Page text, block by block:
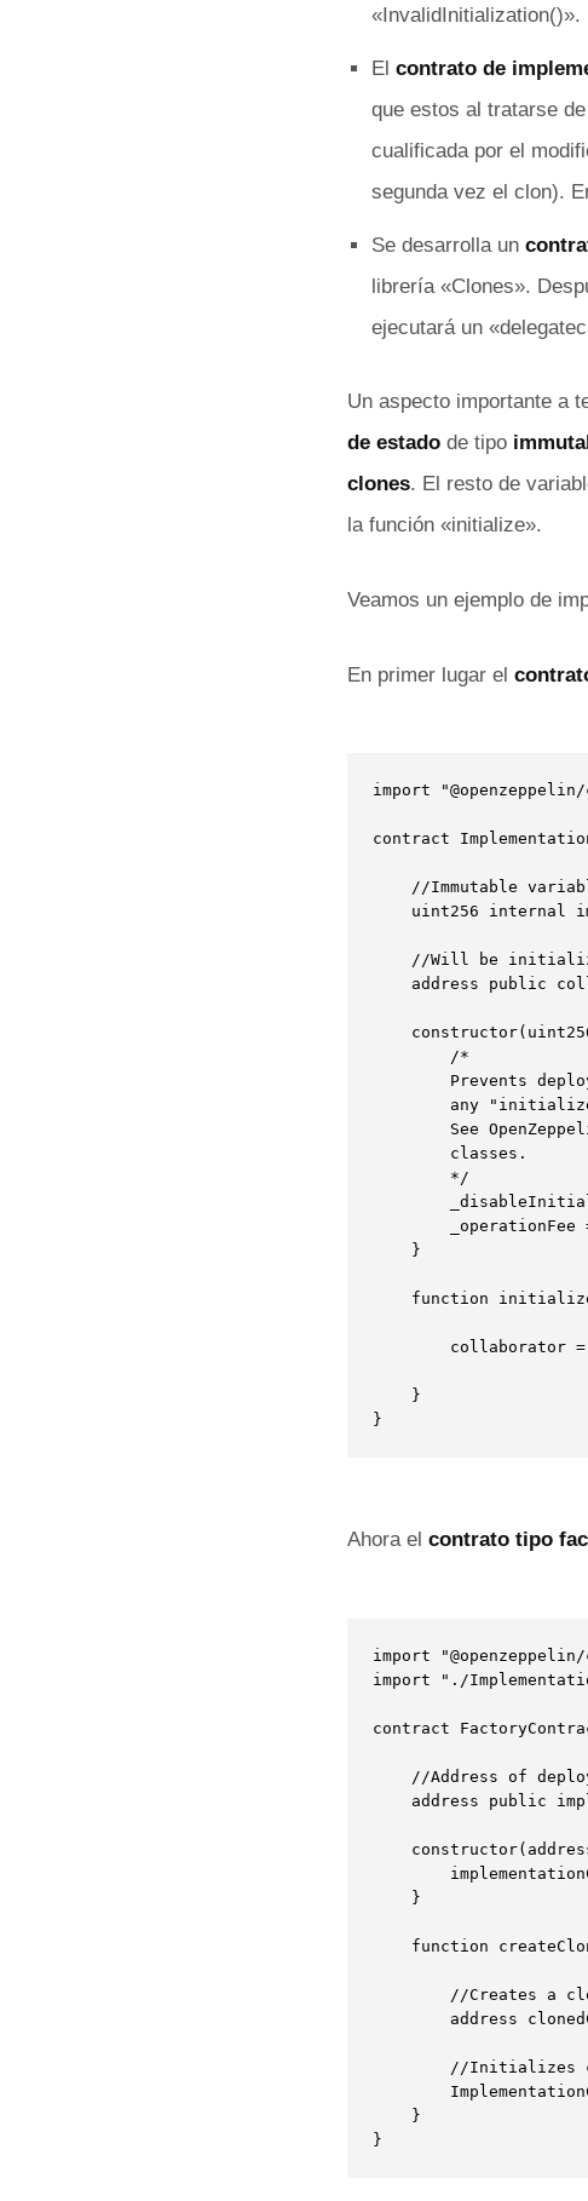
«InvalidInitialization()».
El contrato de
que estos al tratarse
cualificada por el
segunda vez el clon).
Se desarrolla un
librería «Clones».
ejecutará un
Un aspecto importante a
de estado de tipo
clones. El resto de
la función «initialize».
Veamos un ejemplo de
En primer lugar el
import
contract
        /*
See
_operationFee
    }
    }
}
Ahora el contrato tipo
import
import "./
contract
}